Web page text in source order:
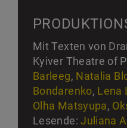
Mit Texten von
Kyiver Theatre of
Barleeg, Natalia
Bondarenko, Lena
Olha Matsyupa,
Lesende:Juliana